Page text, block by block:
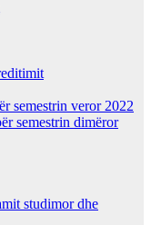
semestrin veror 2022
semestrin dimëror
studimor dhe